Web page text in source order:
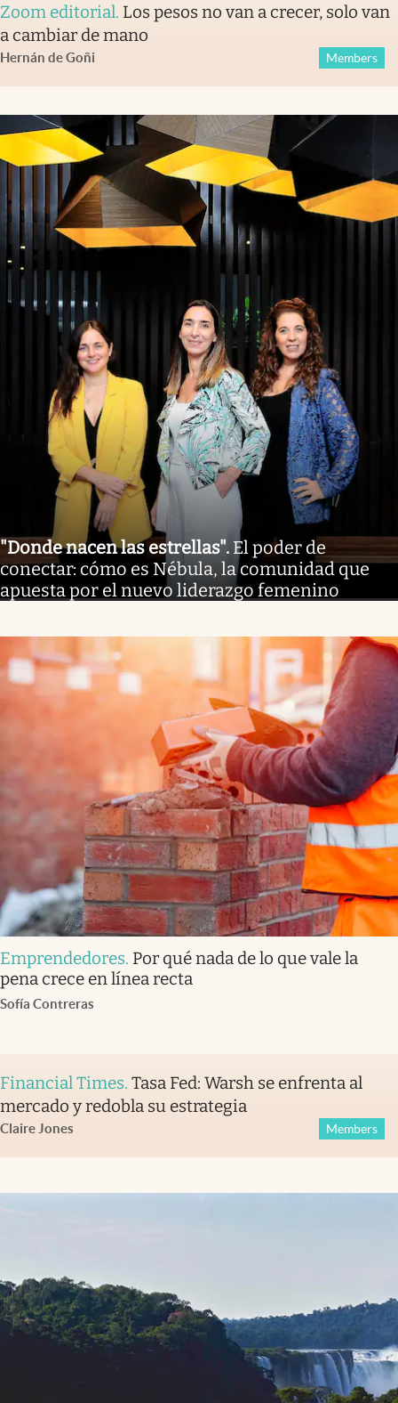
Zoom editorial. Los pesos no van a crecer, solo van
a cambiar de mano
Hernán de Goñi Members
"Donde nacen las estrellas". El poder de
conectar: cómo es Nébula, la comunidad que
apuesta por el nuevo liderazgo femenino
Emprendedores. Por qué nada de lo que vale la
pena crece en línea recta
Sofía Contreras
Financial Times. Tasa Fed: Warsh se enfrenta al
mercado y redobla su estrategia
Claire Jones Members